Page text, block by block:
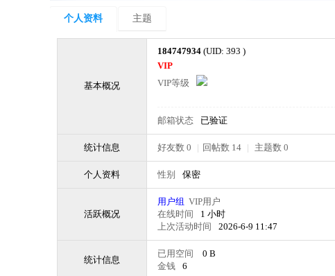
个人资料 主题
基本概况
184747934 (UID: 393 )
VIP
VIP等级
邮箱状态 已验证
统计信息 好友数 0 | 回帖数 14 | 主题数 0
个人资料 性别 保密
活跃概况
用户组 VIP用户
在线时间
1 小时
上次活动时间
2026-6-9 11:47
统计信息
已用空间 0 B
金钱
6